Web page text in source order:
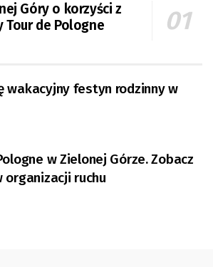
Góry o korzyści z
Tour de Pologne
wakacyjny festyn rodzinny w
w Zielonej Górze. Zobacz
organizacji ruchu